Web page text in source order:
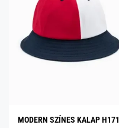
MODERN SZÍNES KALAP H171